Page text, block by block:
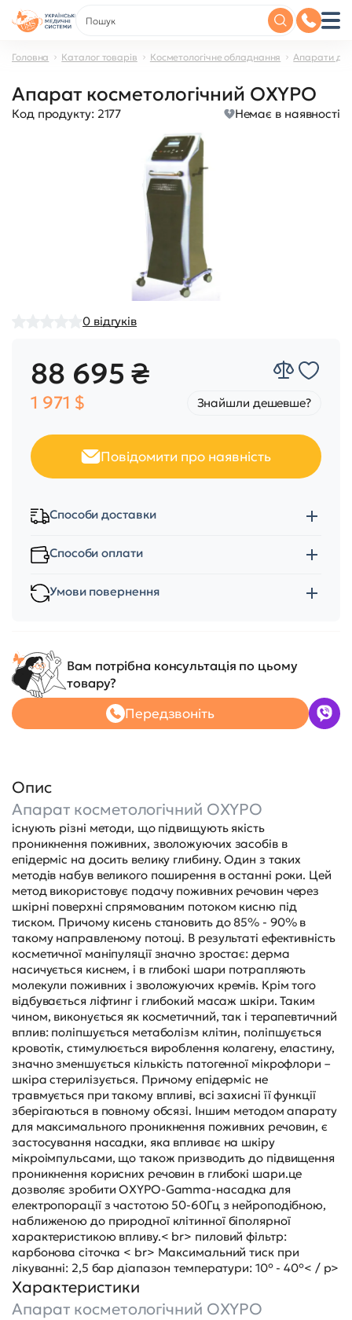
Головна Каталог товарів Косметологічне обладнання Апарати
Апарат косметологічний OXYPO
Код продукту: 2177 Немає в наявності
0 відгуків
88 695 ₴
1 971 $ Знайшли дешевше?
Повідомити про наявність
Способи доставки
Способи оплати
Умови повернення
Вам потрібна консультація по цьому
товару?
Передзвоніть
Опис
Апарат косметологічний OXYPO
існують різні методи, що підвищують якість
проникнення поживних, зволожуючих засобів в
епідерміс на досить велику глибину. Один з таких
методів набув великого поширення в останні роки. Цей
метод використовує подачу поживних речовин через
шкірні поверхні спрямованим потоком кисню під
тиском. Причому кисень становить до 85% - 90% в
такому направленому потоці. В результаті ефективність
косметичної маніпуляції значно зростає: дерма
насичується киснем, і в глибокі шари потрапляють
молекули поживних і зволожуючих кремів. Крім того
відбувається ліфтинг і глибокий масаж шкіри. Таким
чином, виконується як косметичний, так і терапевтичний
вплив: поліпшується метаболізм клітин, поліпшується
кровотік, стимулюється вироблення колагену, еластину,
значно зменшується кількість патогенної мікрофлори –
шкіра стерилізується. Причому епідерміс не
травмується при такому впливі, всі захисні її функції
зберігаються в повному обсязі. Іншим методом апарату
для максимального проникнення поживних речовин, є
застосування насадки, яка впливає на шкіру
мікроімпульсами, що також призводить до підвищення
проникнення корисних речовин в глибокі шари.це
дозволяє зробити OXYPO-Gamma-насадка для
електропорації з частотою 50-60Гц з нейроподібною,
наближеною до природної клітинної біполярної
характеристикою впливу.< br> пиловий фільтр:
карбонова сіточка < br> Максимальний тиск при
лікуванні: 2,5 бар діапазон температури: 10° - 40°< / p>
Характеристики
Апарат косметологічний OXYPO